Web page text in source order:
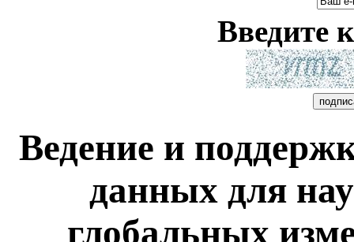
Введите
Ведение и
данных для
глобальных